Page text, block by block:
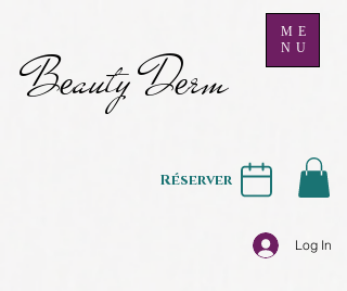
Beauty Derm
ME
NU
Log In
Réserver